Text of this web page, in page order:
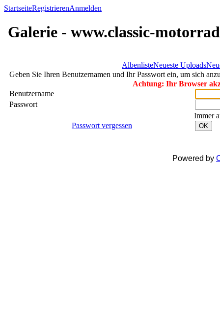
StartseiteRegistrierenAnmelden
Galerie - www.classic-
AlbenlisteNeueste Uploads
Geben Sie Ihren Benutzernamen und Ihr Passwort ein, um sich
Achtung: Ihr Browser
Benutzername
Passwort
Immer
Passwort vergessen
OK
Powered by